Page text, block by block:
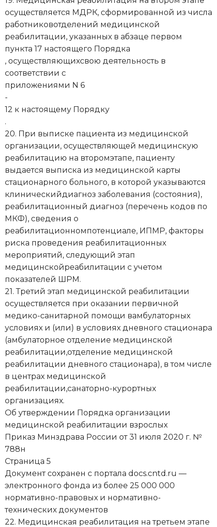
осуществляется МДРК, сформированной из числа
работниковотделений медицинской
реабилитации, указанных в абзаце первом
пункта 17 настоящего Порядка
, осуществляющихсвою деятельность в
соответствии с
приложениями N 6
-
12 к настоящему Порядку
.
20. При выписке пациента из медицинской
организации, осуществляющей медицинскую
реабилитацию на второмэтапе, пациенту
выдается выписка из медицинской карты
стационарного больного, в которой указываются
клиническийдиагноз заболевания (состояния),
реабилитационный диагноз (перечень кодов по
МКФ), сведения о
реабилитационномпотенциале, ИПМР, факторы
риска проведения реабилитационных
мероприятий, следующий этап
медицинскойреабилитации с учетом
показателей ШРМ.
21. Третий этап медицинской реабилитации
осуществляется при оказании первичной
медико-санитарной помощи вамбулаторных
условиях и (или) в условиях дневного стационара
(амбулаторное отделение медицинской
реабилитации,отделение медицинской
реабилитации дневного стационара), в том числе
в центрах медицинской
реабилитации,санаторно-курортных
организациях.
Об утверждении Порядка организации
медицинской реабилитации взрослых
Приказ Минздрава России от 31 июля 2020 г. №
788н
Страница 5
Документ сохранен с портала docs.cntd.ru —
электронного фонда из более 25 000 000
нормативно-правовых и нормативно-
технических документов
22. Медицинская реабилитация на третьем этапе